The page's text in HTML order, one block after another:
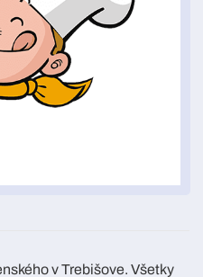
v Trebišove. Všetky